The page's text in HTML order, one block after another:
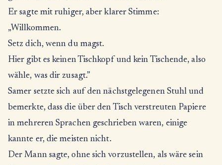
Er sagte mit ruhiger, aber klarer Stimme:
„Willkommen.
Setz dich, wenn du magst.
Hier gibt es keinen Tischkopf und kein Tischende, also
wähle, was dir zusagt.”
Samer setzte sich auf den nächstgelegenen Stuhl und
bemerkte, dass die über den Tisch verstreuten Papiere
in mehreren Sprachen geschrieben waren, einige
kannte er, die meisten nicht.
Der Mann sagte, ohne sich vorzustellen, als wäre sein